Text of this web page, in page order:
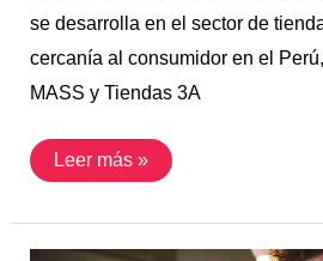
se desarrolla en el sector de
cercanía al consumidor en el
MASS y Tiendas 3A
Leer más »